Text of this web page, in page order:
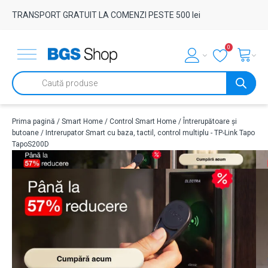
TRANSPORT GRATUIT LA COMENZI PESTE 500 lei
0
Products
search
Prima pagină / Smart Home / Control Smart Home / Întrerupătoare și
butoane / Intrerupator Smart cu baza, tactil, control multiplu - TP-Link Tapo
TapoS200D